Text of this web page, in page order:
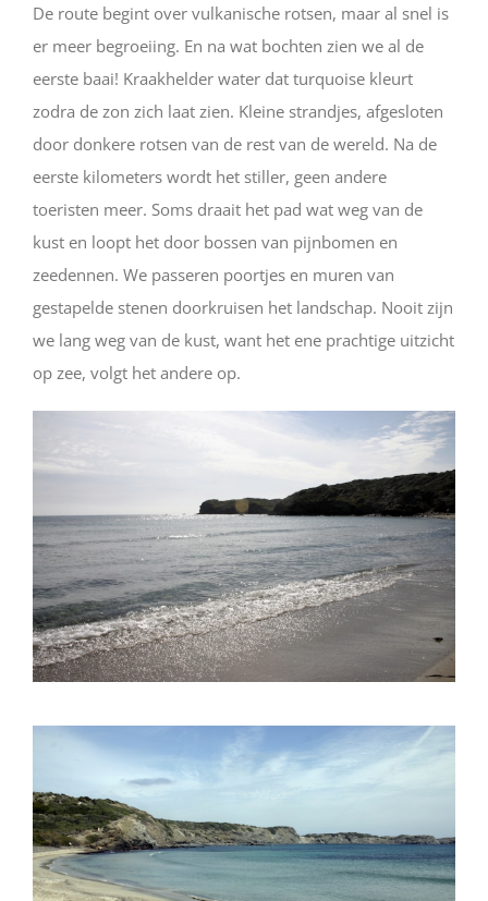
De route begint over vulkanische rotsen, maar al snel is
er meer begroeiing. En na wat bochten zien we al de
eerste baai! Kraakhelder water dat turquoise kleurt
zodra de zon zich laat zien. Kleine strandjes, afgesloten
door donkere rotsen van de rest van de wereld. Na de
eerste kilometers wordt het stiller, geen andere
toeristen meer. Soms draait het pad wat weg van de
kust en loopt het door bossen van pijnbomen en
zeedennen. We passeren poortjes en muren van
gestapelde stenen doorkruisen het landschap. Nooit zijn
we lang weg van de kust, want het ene prachtige uitzicht
op zee, volgt het andere op.